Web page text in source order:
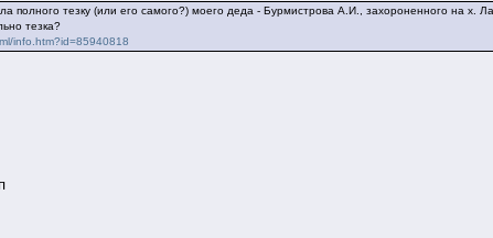
полного тезку (или его самого?) моего деда - Бурмистрова А.И., захороненного на х.
тезка?
info.htm?id=85940818